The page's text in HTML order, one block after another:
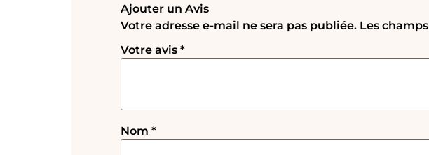
Ajouter un Avis
Votre adresse e-mail ne sera pas publiée. Les
Votre avis *
Nom *